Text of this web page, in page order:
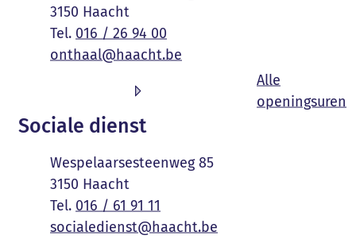
,3150 Haacht
016 / 26 94 00
E-mailonthaal@haacht.be
Alle
openingsuren
Sociale dienst
AdresWespelaarsesteenweg 85
,3150 Haacht
016 / 61 91 11
E-mailsocialedienst@haacht.be